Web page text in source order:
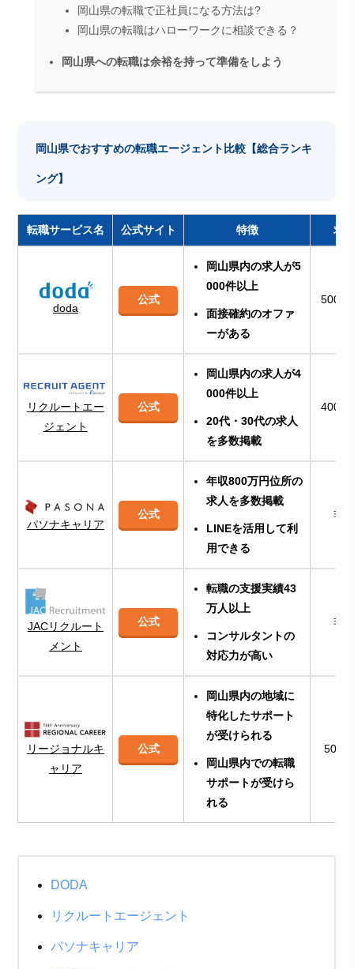
岡山県の転職で正社員になる方法は?
岡山県の転職はハローワークに相談できる？
岡山県への転職は余裕を持って準備をしよう
岡山県でおすすめの転職エージェント比較【総合ランキ
ング】
転職サービス名 公式サイト 特徴 求
doda
公式
岡山県内の求人が5
000件以上
面接確約のオファ
ーがある
5000
リクルートエー
ジェント
公式
岡山県内の求人が4
000件以上
20代・30代の求人
を多数掲載
4000
パソナキャリア
公式
年収800万円位所の
求人を多数掲載
LINEを活用して利
用できる
非
JACリクルート
メント
公式
転職の支援実績43
万人以上
コンサルタントの
対応力が高い
非
リージョナルキ
ャリア
公式
岡山県内の地域に
特化したサポート
が受けられる
岡山県内での転職
サポートが受けら
れる
500
DODA
リクルートエージェント
パソナキャリア